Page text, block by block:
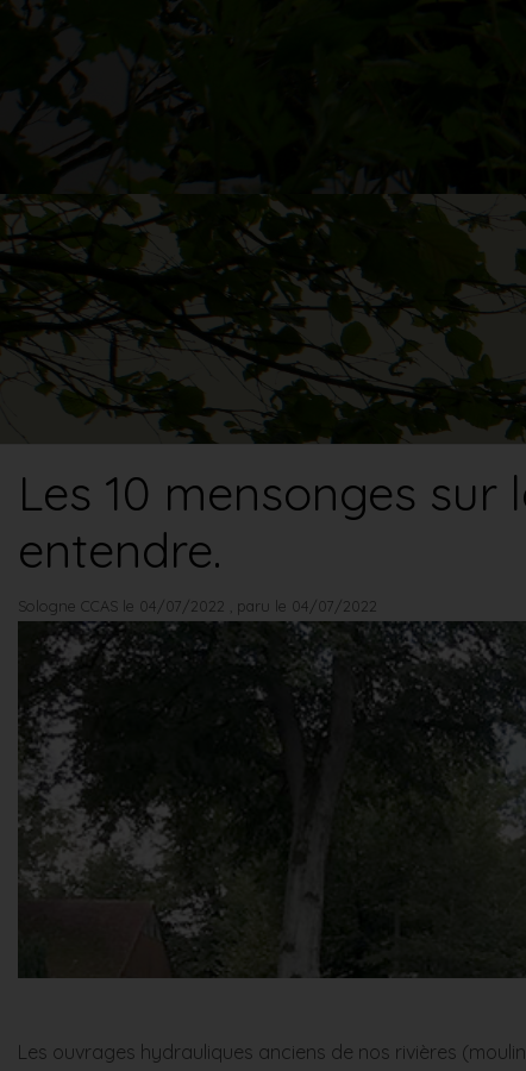
Les 10 mensonges
entendre.
Sologne CCAS le 04/07/2022 , paru le 04/07/2022
Les ouvrages hydrauliques anciens de nos rivières